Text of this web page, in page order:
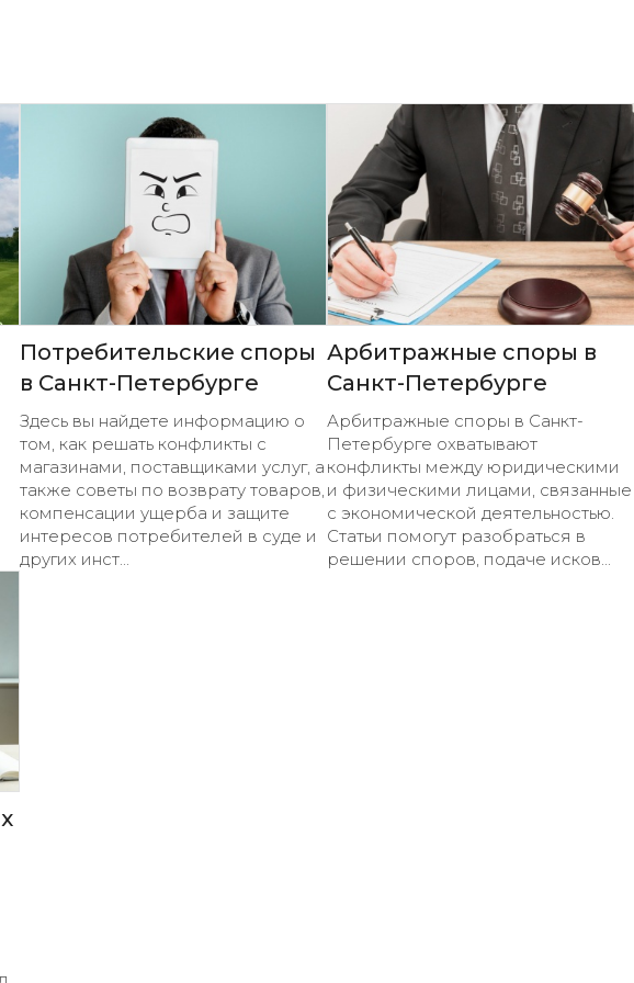
Потребительские споры
в Санкт-Петербурге
Здесь вы найдете информацию о
том, как решать конфликты с
магазинами, поставщиками услуг, а
также советы по возврату товаров,
компенсации ущерба и защите
интересов потребителей в суде и
других инст...
Арбитражные споры в
Санкт-Петербурге
Арбитражные споры в Санкт-
Петербурге охватывают
конфликты между юридическими
и физическими лицами, связанные
с экономической деятельностью.
Статьи помогут разобраться в
решении споров, подаче исков...